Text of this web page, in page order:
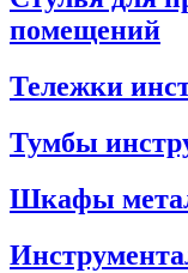
помещений
Тележки
Тумбы
Шкафы